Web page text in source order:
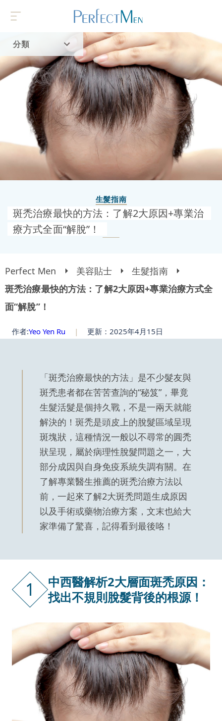
分類
首頁
流行趨勢
生髮指南
斑禿治療最快的方法：了解2大原因+專業治
療方式全面“解脫”！
Perfect Men 美容貼士
生髮指南
斑禿治療最快的方法：了解2大原因+專業治療方式全
面“解脫”！
作者:Yeo Yen Ru | 更新：2025年4月15日
「斑禿治療最快的方法」是不少髮友與
斑禿患者都在苦苦查詢的“秘笈”，畢竟
生髮活髮是個持久戰，不是一兩天就能
解決的！斑禿是頭皮上的脫髮區域呈現
斑塊狀，這種情況一般以不尋常的圓禿
狀呈現，屬於病理性脫髮問題之一，大
部分成因與自身免疫系統失調有關。在
了解專業醫生推薦的斑禿治療方法以
前，一起來了解2大斑禿問題生成原因
以及手術或藥物治療方案，文末也給大
家準備了驚喜，記得看到最後咯！
1
中西醫解析2大層面斑禿原因：
找出不規則脫髮背後的根源！